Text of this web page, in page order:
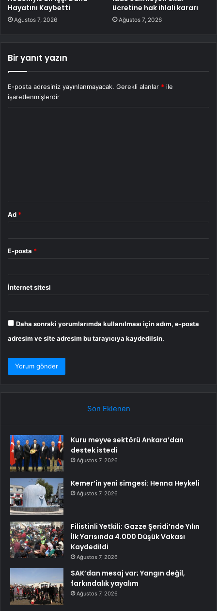
Hayatını Kaybetti
Ağustos 7, 2026
ücretine hak ihlali kararı
Ağustos 7, 2026
Bir yanıt yazın
E-posta adresiniz yayınlanmayacak. Gerekli alanlar * ile
işaretlenmişlerdir
Ad *
E-posta *
İnternet sitesi
Daha sonraki yorumlarımda kullanılması için adım, e-posta
adresim ve site adresim bu tarayıcıya kaydedilsin.
Son Eklenen
Kuru meyve sektörü Ankara’dan
destek istedi
Ağustos 7, 2026
Kemer’in yeni simgesi: Henna Heykeli
Ağustos 7, 2026
Filistinli Yetkili: Gazze Şeridi’nde Yılın
İlk Yarısında 4.000 Düşük Vakası
Kaydedildi
Ağustos 7, 2026
SAK’dan mesaj var; Yangın değil,
farkındalık yayalım
Ağustos 7, 2026